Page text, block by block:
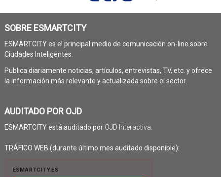
SOBRE ESMARTCITY
ESMARTCITY es el principal medio de comunicación on-line sobre
Ciudades Inteligentes.
Publica diariamente noticias, artículos, entrevistas, TV, etc. y ofrece
la información más relevante y actualizada sobre el sector.
AUDITADO POR OJD
ESMARTCITY está auditado por OJD Interactiva
TRÁFICO WEB (durante último mes auditado disponible):